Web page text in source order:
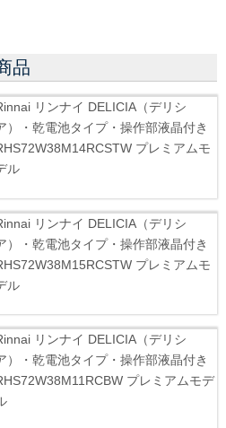
品
リンナイ DELICIA（デリシ
）・乾電池タイプ・操作部液晶付き
プレミアムモ
ル
リンナイ DELICIA（デリシ
）・乾電池タイプ・操作部液晶付き
プレミアムモ
ル
リンナイ DELICIA（デリシ
）・乾電池タイプ・操作部液晶付き
プレミアムモデ